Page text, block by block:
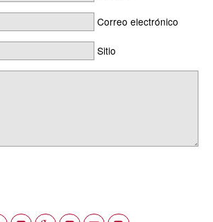
Correo electrónico
Sitio